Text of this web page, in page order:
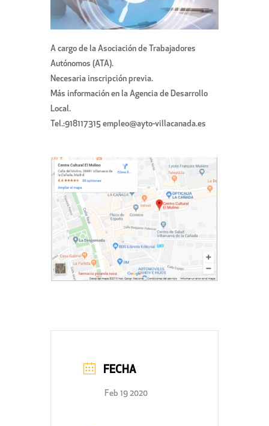
A cargo de la Asociación de Trabajadores
Autónomos (ATA).
Necesaria inscripción previa.
Más información en la Agencia de Desarrollo
Local.
Tel.:918117315 empleo@ayto-villacanada.es
FECHA
Feb 19 2020